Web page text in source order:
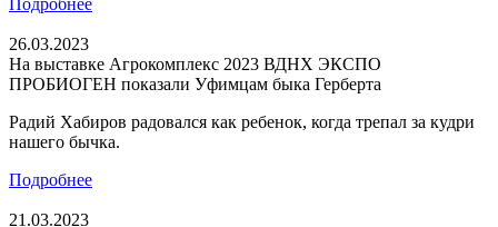
26.03.2023
На выставке Агрокомплекс 2023 ВДНХ ЭКСПО
ПРОБИОГЕН показали Уфимцам быка Герберта
Радий Хабиров радовался как ребенок, когда трепал за кудри
нашего бычка.
Подробнее
21.03.2023